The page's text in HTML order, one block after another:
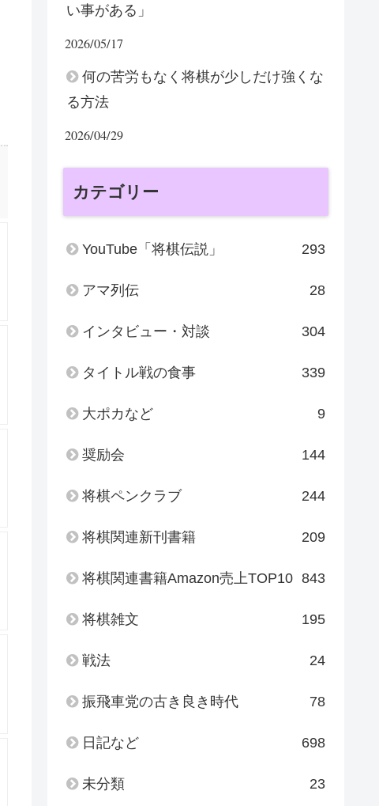
い事がある」
2026/05/17
何の苦労もなく将棋が少しだけ強くな
る方法
2026/04/29
カテゴリー
YouTube「将棋伝説」 293
アマ列伝 28
インタビュー・対談 304
タイトル戦の食事 339
大ポカなど 9
奨励会 144
将棋ペンクラブ 244
将棋関連新刊書籍 209
将棋関連書籍Amazon売上TOP10 843
将棋雑文 195
戦法 24
振飛車党の古き良き時代 78
日記など 698
未分類 23